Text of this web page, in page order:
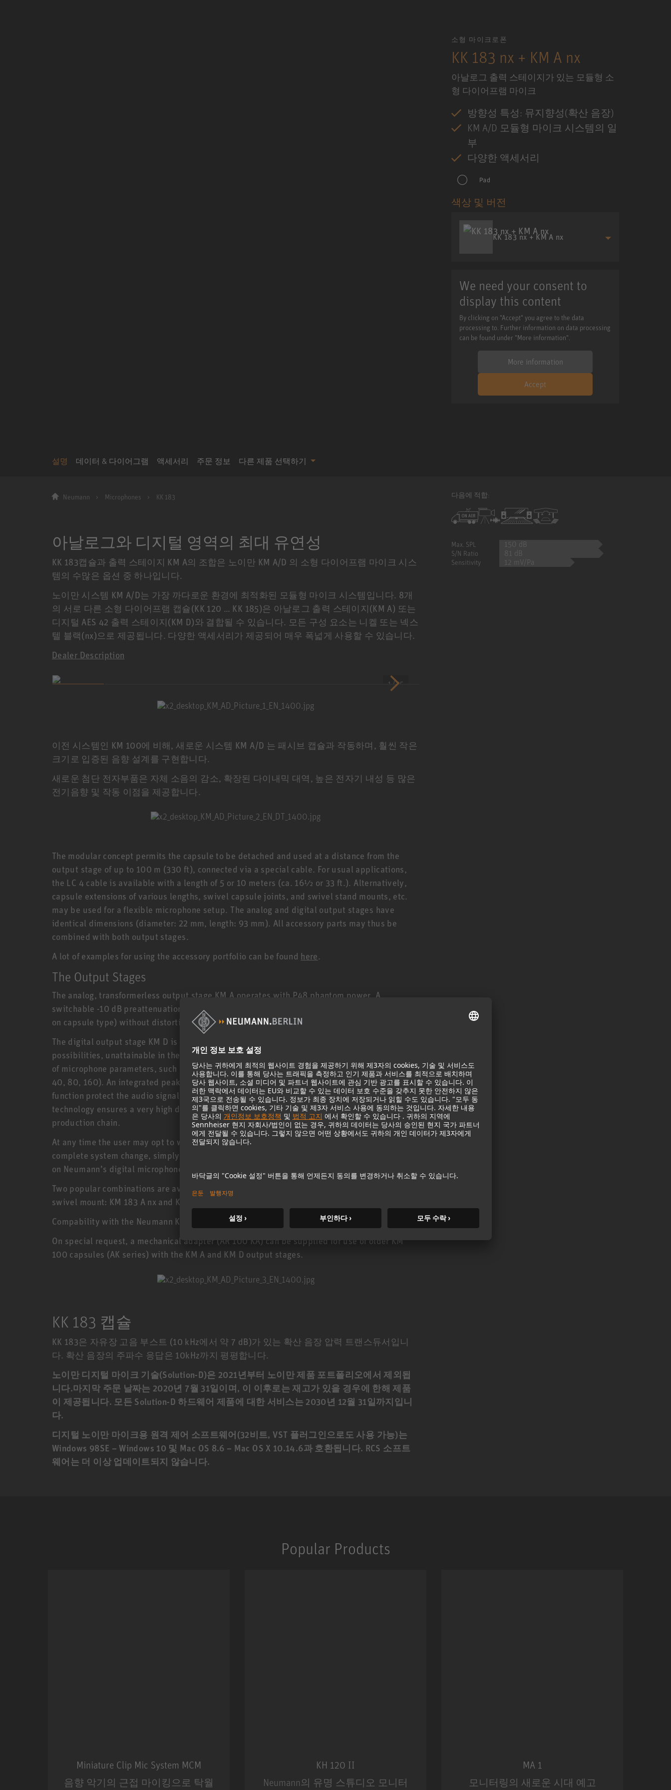
소형 마이크로폰
KK 183 nx + KM A nx
아날로그 출력 스테이지가 있는 모듈형 소
형 다이어프램 마이크
방향성 특성: 뮤지향성(확산 음장)
KM A/D 모듈형 마이크 시스템의 일
부
다양한 액세서리
색상 및 버전
KK 183 nx + KM A nx
We need your consent to
display this content
By clicking on "Accept" you agree to the data
processing to. Further information on data processing
can be found under "More information".
More information
Accept
설명 데이터 & 다이어그램 액세서리 주문 정보 다른 제품 선택하기
Neumann Microphones KK 183
아날로그와 디지털 영역의 최대 유연성
KK 183캡슐과 출력 스테이지 KM A의 조합은 노이만 KM A/D 의 소형 다이어프램 마이크 시스
템의 수많은 옵션 중 하나입니다.
노이만 시스템 KM A/D는 가장 까다로운 환경에 최적화된 모듈형 마이크 시스템입니다. 8개
의 서로 다른 소형 다이어프램 캡슐(KK 120 … KK 185)은 아날로그 출력 스테이지(KM A) 또는
디지털 AES 42 출력 스테이지(KM D)와 결합될 수 있습니다. 모든 구성 요소는 니켈 또는 넥스
텔 블랙(nx)으로 제공됩니다. 다양한 액세서리가 제공되어 매우 폭넓게 사용할 수 있습니다.
Dealer Description
1 / 35
이전 시스템인 KM 100에 비해, 새로운 시스템 KM A/D 는 패시브 캡슐과 작동하며, 훨씬 작은
크기로 입증된 음향 설계를 구현합니다.
새로운 첨단 전자부품은 자체 소음의 감소, 확장된 다이내믹 대역, 높은 전자기 내성 등 많은
전기음향 및 작동 이점을 제공합니다.
The modular concept permits the capsule to be detached and used at a distance from the
output stage of up to 100 m (330 ft), connected via a special cable. For usual applications,
the LC 4 cable is available with a length of 5 or 10 meters (ca. 16½ or 33 ft.). Alternatively,
capsule extensions of various lengths, swivel capsule joints, and swivel stand mounts, etc.
may be used for a flexible microphone setup. The analog and digital output stages have
identical dimensions (diameter: 22 mm, length: 93 mm). All accessory parts may thus be
combined with both output stages.
A lot of examples for using the accessory portfolio can be found here.
The Output Stages
The analog, transformerless output stage KM A operates with P48 phantom power. A
switchable -10 dB preattenuation allows for sound pressure levels of up to 152 dB (depending
on capsule type) without distortion artifacts.
The digital output stage KM D is compliant to the AES 42 standard and opens entirely new
possibilities, unattainable in the analog domain. The integrated DSP permits remote control
of microphone parameters, such as digital gain, preattenuation (6, 12, 18 dB) and low cut (0,
40, 80, 160). An integrated peak limiter and a compressor/limiter with an additional de-esser
function protect the audio signal from overload. Neumann’s patented A/D-converter
technology ensures a very high dynamic range of up to 122 dB-A across the entire digital
production chain.
At any time the user may opt to work in the analog or digital domain, without the expense of a
complete system change, simply by using the KM A or KM D output stage. More information
on Neumann’s digital microphone technology is available
Two popular combinations are available as complete sets with capsule, output stage and
swivel mount: KM 183 A nx and KM 184 A nx. Any other components are offered separately.
Compability with the Neumann KM 100 System
On special request, a mechanical adapter (AR 100 KA) can be supplied for use of older KM
100 capsules (AK series) with the KM A and KM D output stages.
KK 183 캡슐
KK 183은 자유장 고음 부스트 (10 kHz에서 약 7 dB)가 있는 확산 음장 압력 트랜스듀서입니
다. 확산 음장의 주파수 응답은 10kHz까지 평평합니다.
노이만 디지털 마이크 기술(Solution-D)은 2021년부터 노이만 제품 포트폴리오에서 제외됩
니다.마지막 주문 날짜는 2020년 7월 31일이며, 이 이후로는 재고가 있을 경우에 한해 제품
이 제공됩니다. 모든 Solution-D 하드웨어 제품에 대한 서비스는 2030년 12월 31일까지입니
다.
디지털 노이만 마이크용 원격 제어 소프트웨어(32비트, VST 플러그인으로도 사용 가능)는
Windows 98SE – Windows 10 및 Mac OS 8.6 – Mac OS X 10.14.6과 호환됩니다. RCS 소프트
웨어는 더 이상 업데이트되지 않습니다.
다음에 적합:
Max. SPL 150 dB
S/N Ratio 81 dB
Sensitivity 12 mV/Pa
Popular Products
Miniature Clip Mic System MCM
음향 악기의 근접 마이킹으로 탁월
KH 120 II
Neumann의 유명 스튜디오 모니터
MA 1
모니터링의 새로운 시대 예고